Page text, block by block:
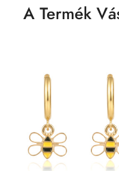
A Termék